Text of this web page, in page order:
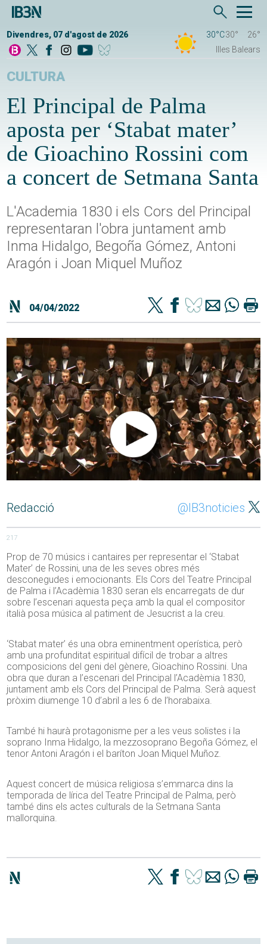
Divendres, 07 d'agost de 2026 30°C30°
26°
Illes Balears
CULTURA
El Principal de Palma
aposta per ‘Stabat mater’
de Gioachino Rossini com
a concert de Setmana Santa
L'Academia 1830 i els Cors del Principal
representaran l'obra juntament amb
Inma Hidalgo, Begoña Gómez, Antoni
Aragón i Joan Miquel Muñoz
04/04/2022
Redacció @IB3noticies
217
Prop de 70 músics i cantaires per representar el ‘Stabat
Mater’ de Rossini, una de les seves obres més
desconegudes i emocionants. Els Cors del Teatre Principal
de Palma i l’Acadèmia 1830 seran els encarregats de dur
sobre l’escenari aquesta peça amb la qual el compositor
italià posa música al patiment de Jesucrist a la creu.
‘Stabat mater’ és una obra eminentment operística, però
amb una profunditat espiritual difícil de trobar a altres
composicions del geni del gènere, Gioachino Rossini. Una
obra que duran a l’escenari del Principal l’Acadèmia 1830,
juntament amb els Cors del Principal de Palma. Serà aquest
pròxim diumenge 10 d’abril a les 6 de l’horabaixa.
També hi haurà protagonisme per a les veus solistes i la
soprano Inma Hidalgo, la mezzosoprano Begoña Gómez, el
tenor Antoni Aragón i el baríton Joan Miquel Muñoz.
Aquest concert de música religiosa s’emmarca dins la
temporada de lírica del Teatre Principal de Palma, però
també dins els actes culturals de la Setmana Santa
mallorquina.